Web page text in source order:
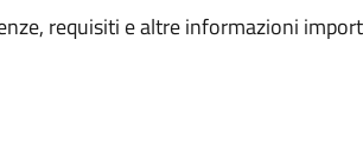
requisiti e altre informazioni